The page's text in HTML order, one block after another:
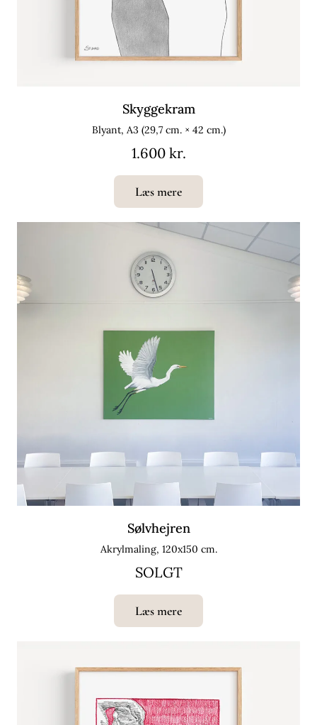
Skyggekram
Blyant, A3 (29,7 cm. × 42 cm.)
1.600 kr.
Læs mere
Sølvhejren
Akrylmaling, 120x150 cm.
SOLGT
Læs mere